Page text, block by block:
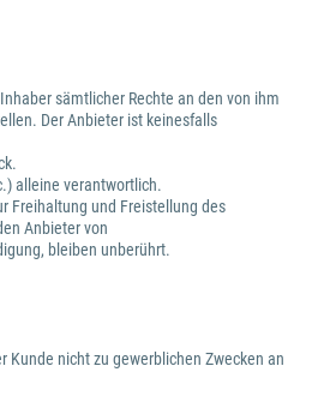
sämtlicher Rechte an den von ihm
Der Anbieter ist keinesfalls
alleine verantwortlich.
Freihaltung und Freistellung des
Anbieter von
bleiben unberührt.
nicht zu gewerblichen Zwecken an